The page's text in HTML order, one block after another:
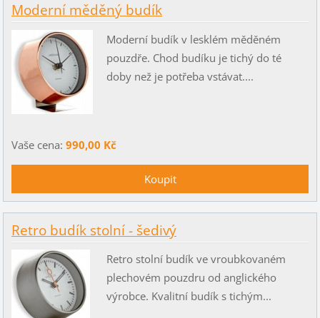
Moderní měděný budík
Moderní budík v lesklém měděném
pouzdře. Chod budíku je tichý do té
doby než je potřeba vstávat....
Vaše cena: 990,00 Kč
Retro budík stolní - šedivý
Retro stolní budík ve vroubkovaném
plechovém pouzdru od anglického
výrobce. Kvalitní budík s tichým...